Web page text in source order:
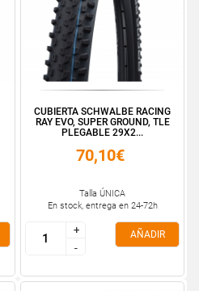
CUBIERTA SCHWALBE RACING
RAY EVO, SUPER GROUND, TLE
PLEGABLE 29X2...
70,10€
Talla ÚNICA
En stock, entrega en 24-72h
+
-
+
-
AÑADIR